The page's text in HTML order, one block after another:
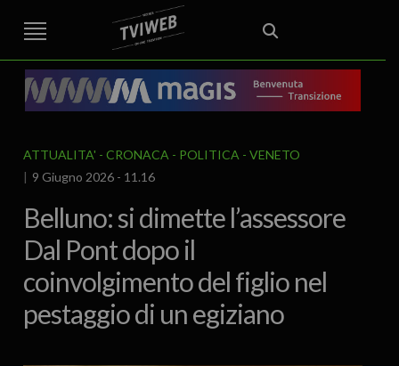
STREET TG CRONACA VENETO
VICENZA E PROVINCIA
AREA BERICA
ECONOMIA ATTUALITA’ POLITICA
EDITORIALE ITALIA E MONDO CURIOSITÀ – LIFESTYLE
CULTURA ARTE
SPORT
IL GRAFFIO FOOD & DRINK
ATTUALITA' CRONACA POLITICA
VENETO
9 Giugno 2026 - 11.16
Belluno: si dimette l’assessore
Dal Pont dopo il
coinvolgimento del figlio nel
pestaggio di un egiziano